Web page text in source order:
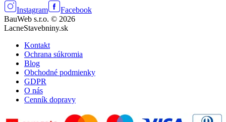
Instagram
Facebook
BauWeb s.r.o. © 2026
LacneStavebniny.sk
Kontakt
Ochrana súkromia
Blog
Obchodné podmienky
GDPR
O nás
Cenník dopravy